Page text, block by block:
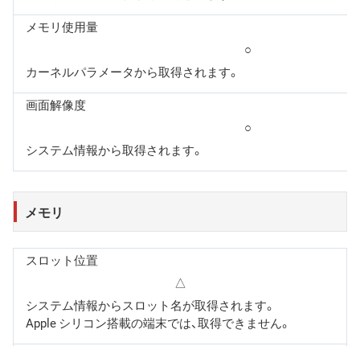
メモリ使用量
○
カーネルパラメータから取得されます。
画面解像度
○
システム情報から取得されます。
メモリ
スロット位置
△
システム情報からスロット名が取得されます。
Apple シリコン搭載の端末では、取得できません。